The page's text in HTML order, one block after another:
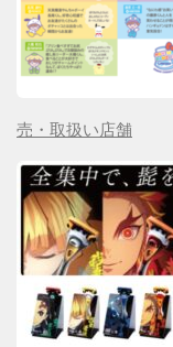
売・取扱い店舗